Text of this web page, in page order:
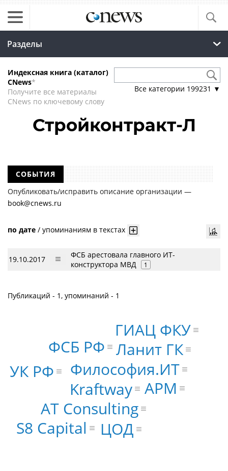
Разделы
Индексная книга (каталог)
CNews*
Получите все материалы
CNews по ключевому слову
Все категории 199231 ▼
Стройконтракт-Л
СОБЫТИЯ
Опубликовать/исправить описание организации —
book@cnews.ru
по дате / упоминаниям в текстах
19.10.2017
ФСБ арестовала главного ИТ-
конструктора МВД
1
Публикаций - 1, упоминаний - 1
Kraftway
Философия.ИТ
AT Consulting
S8 Capital
Ланит ГК
ФСБ РФ
АРМ
ЦОД
ГИАЦ ФКУ
УК РФ